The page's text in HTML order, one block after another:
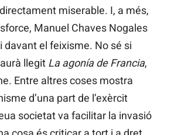
miserable. I, a més,
Manuel Chaves Nogales
davant el feixisme. No sé si
llegit La agonía de Francia,
Entre altres coses mostra
d’una part de l’exèrcit
societat va facilitar la invasió